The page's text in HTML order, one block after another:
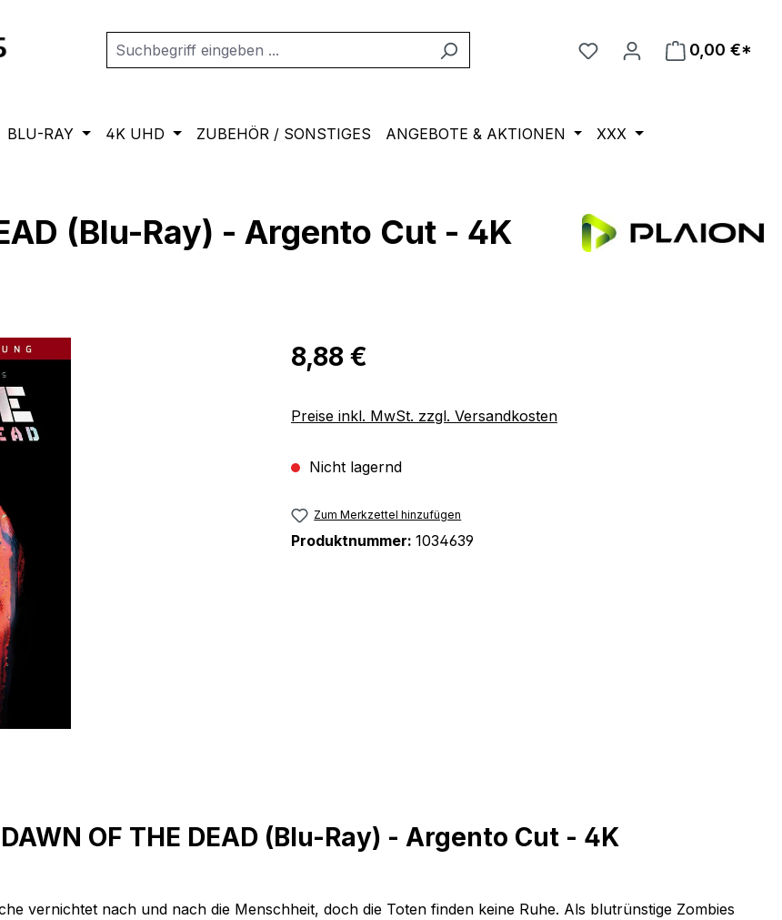
0,00 €*
BLU-RAY 4K UHD ZUBEHÖR / SONSTIGES ANGEBOTE & AKTIONEN XXX
(Blu-Ray) - Argento Cut - 4K
Regulärer Preis:
8,88 €
Preise inkl. MwSt. zzgl. Versandkosten
Nicht lagernd
Zum Merkzettel hinzufügen
Produktnummer: 1034639
OF THE DEAD (Blu-Ray) - Argento Cut - 4K
vernichtet nach und nach die Menschheit, doch die Toten finden keine Ruhe. Als blutrünstige Zombies